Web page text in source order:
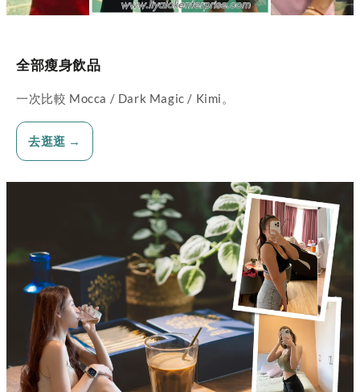
全部瘦身飲品
一次比較 Mocca / Dark Magic / Kimi。
去逛逛 →